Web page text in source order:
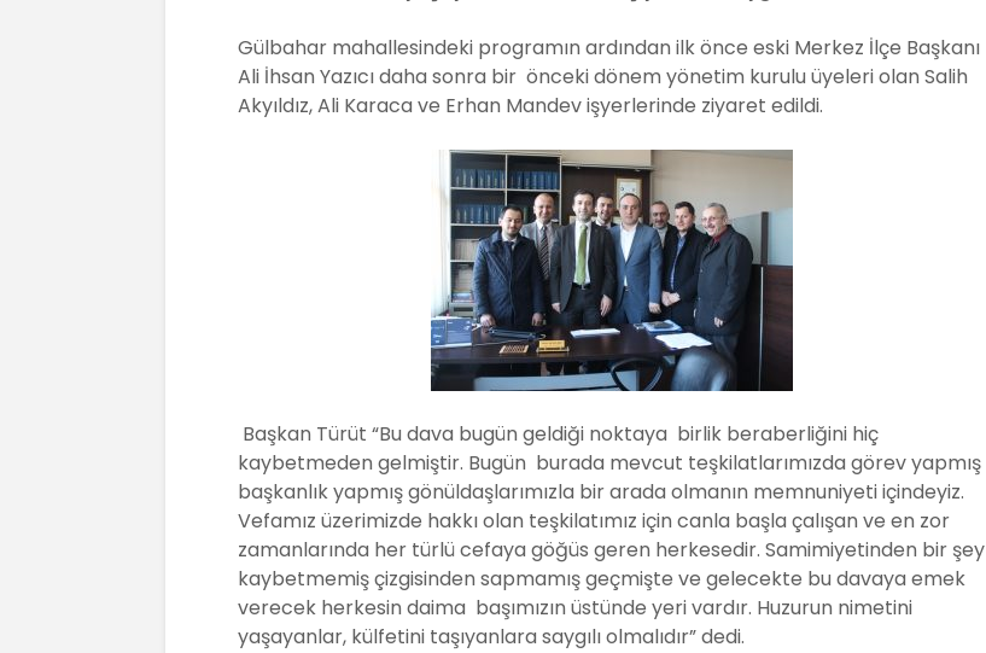
Gülbahar mahallesindeki programın ardından ilk önce eski Merkez İlçe Başkanı
Ali İhsan Yazıcı daha sonra bir önceki dönem yönetim kurulu üyeleri olan Salih
Akyıldız, Ali Karaca ve Erhan Mandev işyerlerinde ziyaret edildi.
Başkan Türüt “Bu dava bugün geldiği noktaya birlik beraberliğini hiç
kaybetmeden gelmiştir. Bugün burada mevcut teşkilatlarımızda görev yapmış
başkanlık yapmış gönüldaşlarımızla bir arada olmanın memnuniyeti içindeyiz.
Vefamız üzerimizde hakkı olan teşkilatımız için canla başla çalışan ve en zor
zamanlarında her türlü cefaya göğüs geren herkesedir. Samimiyetinden bir şey
kaybetmemiş çizgisinden sapmamış geçmişte ve gelecekte bu davaya emek
verecek herkesin daima başımızın üstünde yeri vardır. Huzurun nimetini
yaşayanlar, külfetini taşıyanlara saygılı olmalıdır” dedi.